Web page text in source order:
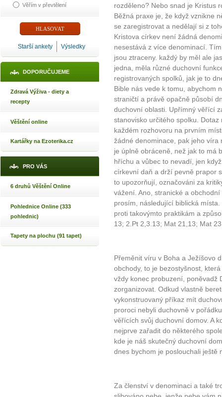
Věřím v převtělení
Starší ankety Výsledky
DOPORUČUJEME
Zdravá Výživa - diety a
recepty
Věštění online
Kartářky na Ezoterika.cz
PRO VÁS
6 druhů Věštění Online
Pohlednice Online (333
pohlednic)
Tapety na plochu (91 tapet)
rozděleno? Nebo snad je Kristus
Běžná praxe je, že když vznikne
se zaregistrovat a nedělají si z
Kristova církev není žádná
nesestává z více denominací.
jsou ztraceny. každý by měl ale
jedna, měla různé duchovní
registrovaných spolků, jak je to
Bible nás vede k tomu, abychom
straničtí a právě opačně působí
duchovní oblasti. Upřímný věřící
stanovisko určitého spolku.
každém rozhovoru na prvním
žádné denominace, pak jeho
je úplně obráceně, než jak to má
hříchu a vůbec to nevadí, jen
církevní daň a drží pevně prapor
to upozorňují, označováni za
vážení. Ano, stranické a
prosím, následující biblická
proti takovýmto praktikám a
13; 2.Pt 2,3.13; Mat 21,13; Mat
Přeměnit víru v Boha a Ježíšovo
obchody, to je bezostyšnost,
vždy konec probuzení, poněvadž
zorganizovat. Odkud vlastně
vykonstruovaný příkaz mít
proroci nebyli duchovně v
věřících svůj duchovní domov. A
nejprve zařadit do některého
kde je náš skutečný duchovní
dnes bychom je poslouchali ještě
Za členství v denominaci a také